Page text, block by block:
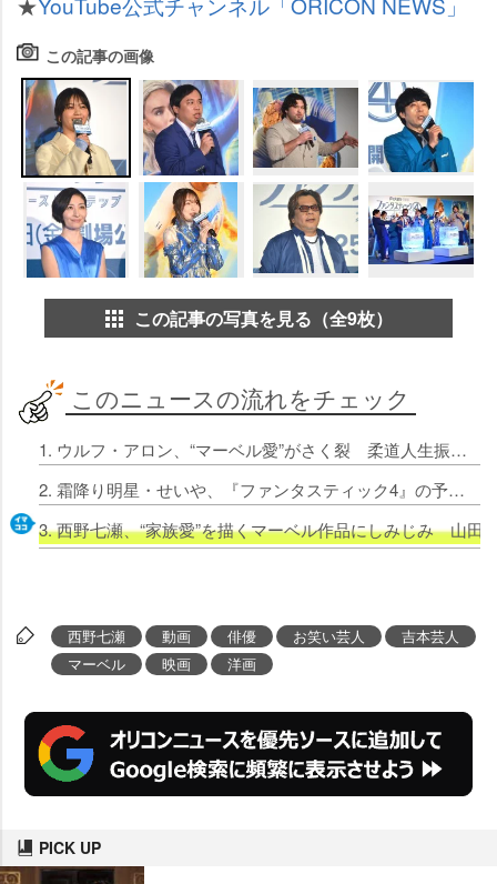
この記事の画像
この記事の写真を見る（全9枚）
このニュースの流れをチェック
1. ウルフ・アロン、“マーベル愛”がさく裂 柔道人生振り返り「ともに成長してきた」
2. 霜降り明星・せいや、『ファンタスティック4』の予告映像を1人で完全再現 記憶力の高さに会場から拍手
3. 西野七瀬、“家族愛”を描くマーベル作品にしみじみ 山田
西野七瀬 動画 俳優 お笑い芸人
吉本芸人
マーベル
映画 洋画
PICK UP